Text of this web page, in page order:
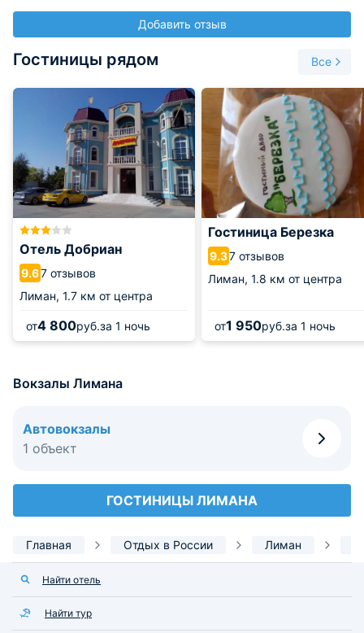
общественного питания, где можно прилично и быстро
Автобусы можно подождать в хорошую погоду на улице,
часть автобусов совершает рейсы по местному пригороду
и не отличаются высокой комфортабельностью.
Добавить отзыв
Гостиницы рядом Все
Отель Добриан
9.67 отзывов
Лиман, 1.7 км от центра
от4 800руб.за 1 ночь
Гостиница Березка
9.37 отзывов
Лиман, 1.8 км от центра
от1 950руб.за 1 ночь
Вокзалы Лимана
Автовокзалы
1 объект
ГОСТИНИЦЫ ЛИМАНА
Главная Отдых в России Лиман
Найти отель
Найти тур